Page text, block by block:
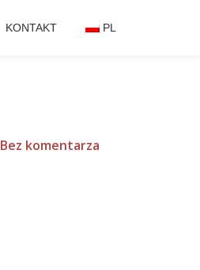
KONTAKT PL
Bez komentarza